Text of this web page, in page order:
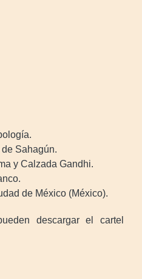
Sahagún.
y Calzada Gandhi.
de México (México).
descargar el cartel